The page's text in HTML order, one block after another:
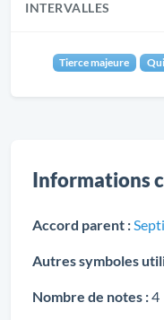
INTERVALLES
Tierce majeure
Informations
Accord parent :
Autres symboles
Nombre de notes :4